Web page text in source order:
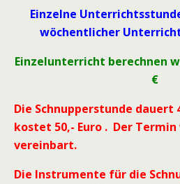
Einzelne
wöchentlicher
Einzelunterricht berechnen
€
Die Schnupperstunde dauert
kostet 50,- Euro . Der
vereinbart.
Die Instrumente für die